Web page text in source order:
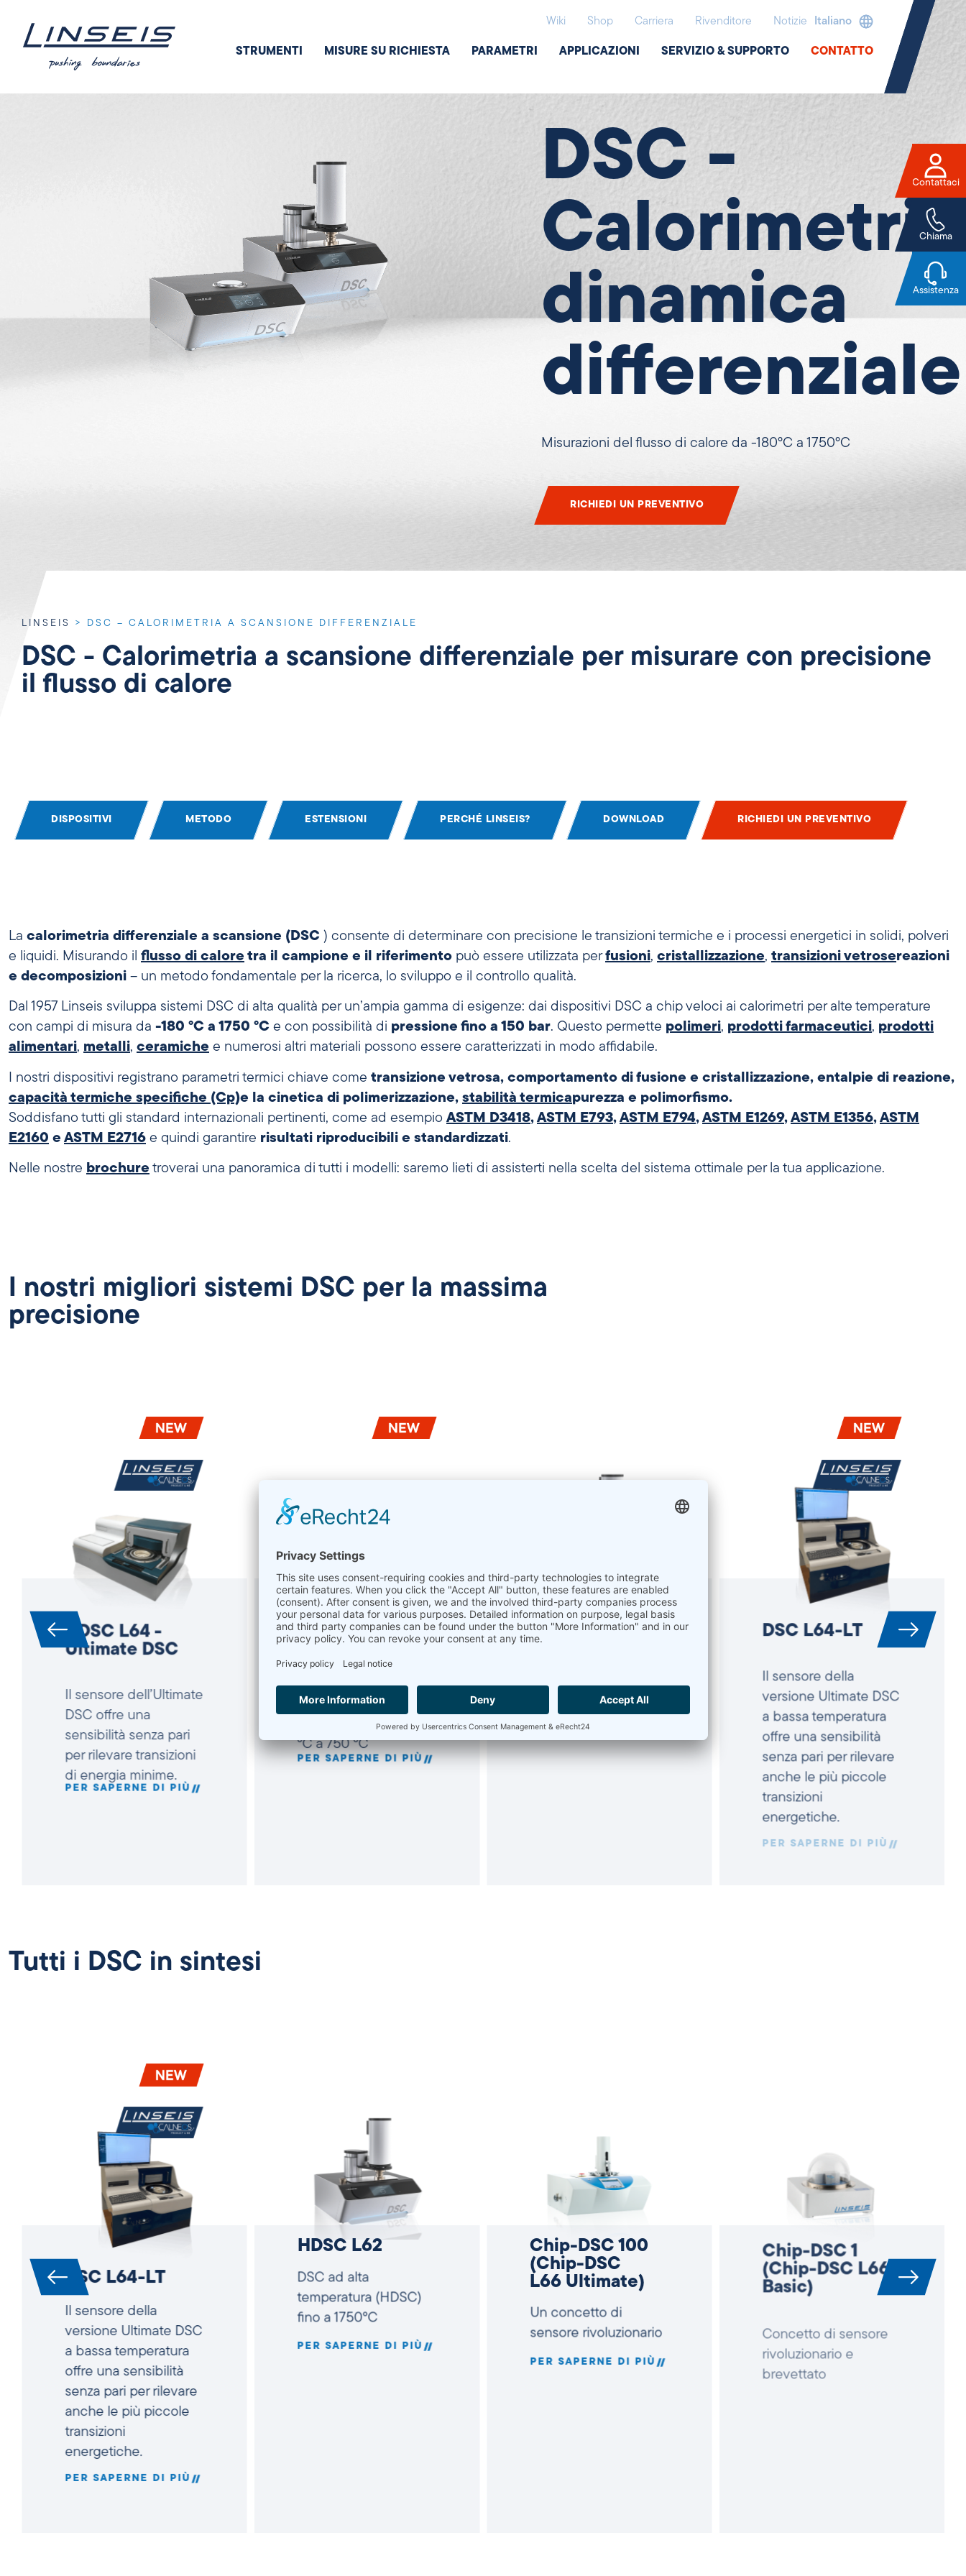
Wiki Shop Carriera Rivenditore Notizie Italiano
STRUMENTI MISURE SU RICHIESTA PARAMETRI APPLICAZIONI SERVIZIO & SUPPORTO CONTATTO
Analisi termica
DSC -
Calorimetria
dinamica
differenziale
Misurazioni del flusso di calore da -180°C a 1750°C
RICHIEDI UN PREVENTIVO
LINSEIS > DSC – CALORIMETRIA A SCANSIONE DIFFERENZIALE
DSC - Calorimetria a scansione differenziale per misurare con precisione
il flusso di calore
DISPOSITIVI METODO ESTENSIONI PERCHÉ LINSEIS? DOWNLOAD RICHIEDI UN PREVENTIVO
La calorimetria differenziale a scansione (DSC ) consente di determinare con precisione le transizioni termiche e i processi energetici in solidi, polveri
e liquidi. Misurando il flusso di calore tra il campione e il riferimento può essere utilizzata perfusioni, cristallizzazione, transizioni vetrosereazioni
e decomposizioni – un metodo fondamentale per la ricerca, lo sviluppo e il controllo qualità.
Dal 1957 Linseis sviluppa sistemi DSC di alta qualità per un’ampia gamma di esigenze: dai dispositivi DSC a chip veloci ai calorimetri per alte temperature
con campi di misura da -180 °C a 1750 °C e con possibilità di pressione fino a 150 bar. Questo permette polimeri, prodotti farmaceutici, prodotti
alimentari, metalli, ceramiche e numerosi altri materiali possono essere caratterizzati in modo affidabile.
I nostri dispositivi registrano parametri termici chiave come transizione vetrosa, comportamento di fusione e cristallizzazione, entalpie di reazione,
capacità termiche specifiche (Cp)e la cinetica di polimerizzazione, stabilità termicapurezza e polimorfismo.
Soddisfano tutti gli standard internazionali pertinenti, come ad esempio ASTM D3418, ASTM E793, ASTM E794, ASTM E1269, ASTM E1356, ASTM
E2160 e ASTM E2716 e quindi garantire risultati riproducibili e standardizzati.
Nelle nostre brochure troverai una panoramica di tutti i modelli: saremo lieti di assisterti nella scelta del sistema ottimale per la tua applicazione.
I nostri migliori sistemi DSC per la massima
precisione
UDSC L64 -
Ultimate DSC
DSC offre una
sensibilità senza pari
per rilevare transizioni
di energia minime.
PER SAPERNE DI PIÙ
DSC L63
Linea di base
estremamente stabile
e alta riproducibilità in
un ampio intervallo di
temperature da -170
PER SAPERNE DI PIÙ
HDSC L62
DSC ad alta
PER SAPERNE DI PIÙ
DSC L64-LT
versione Ultimate DSC
a bassa temperatura
offre una sensibilità
senza pari per rilevare
anche le più piccole
transizioni
energetiche.
Tutti i DSC in sintesi
DSC L64-LT
Il sensore della
versione Ultimate DSC
a bassa temperatura
offre una sensibilità
senza pari per rilevare
anche le più piccole
transizioni
energetiche.
PER SAPERNE DI PIÙ
HDSC L62
DSC ad alta
temperatura (HDSC)
fino a 1750°C
PER SAPERNE DI PIÙ
Chip-DSC 100
(Chip-DSC
L66 Ultimate)
Un concetto di
sensore rivoluzionario
PER SAPERNE DI PIÙ
Chip-DSC 1
(Chip-DSC L66
Basic)
rivoluzionario e
brevettato
PER SAPERNE DI PIÙ
Contattaci
Chiama
Assistenza